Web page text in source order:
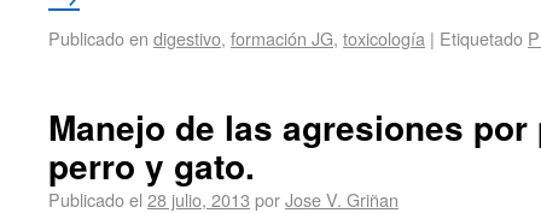
Publicado en digestivo, formación JG, toxicología | Etiquetado
Manejo de las agresiones
perro y gato.
Publicado el 28 julio, 2013 porJose V. Griñan